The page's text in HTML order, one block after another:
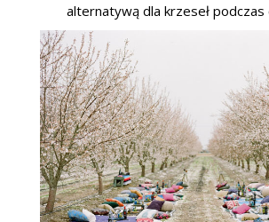
alternatywą dla krzeseł podczas